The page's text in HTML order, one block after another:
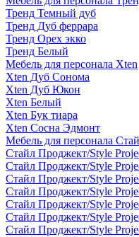
Тренд Темный дуб
Тренд Дуб феррара
Тренд Орех экко
Тренд Белый
Мебель для персонала Xten
Xten Дуб Сонома
Xten Дуб Юкон
Xten Белый
Xten Бук тиара
Xten Сосна Эдмонт
Мебель для персонала
Стайл Проджект/Style
Стайл Проджект/Style
Стайл Проджект/Style
Стайл Проджект/Style
Стайл Проджект/Style
Стайл Проджект/Style
Стайл Проджект/Style